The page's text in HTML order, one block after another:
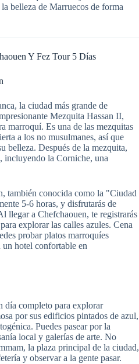
belleza de Marruecos de forma
Y Fez Tour 5 Días
la ciudad más grande de
Mezquita Hassan II,
marroquí. Es una de las mezquitas
a los no musulmanes, así que
belleza. Después de la mezquita,
incluyendo la Corniche, una
también conocida como la "Ciudad
5-6 horas, y disfrutarás de
llegar a Chefchaouen, te registrarás
explorar las calles azules. Cena
probar platos marroquíes
un hotel confortable en
día completo para explorar
por sus edificios pintados de azul,
Puedes pasear por la
local y galerías de arte. No
la plaza principal de la ciudad,
y observar a la gente pasar.